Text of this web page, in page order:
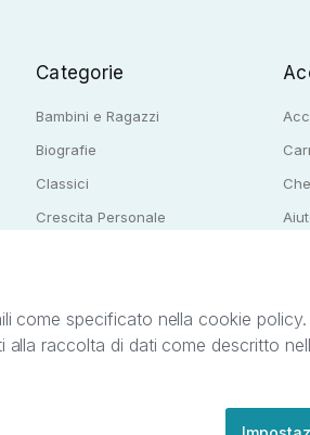
Categorie
Bambini e Ragazzi
Biografie
Classici
Crescita Personale
StreetLib S.r.l. è titolare di tutti i
specificato nella cookie
alla raccolta di dati come descritto